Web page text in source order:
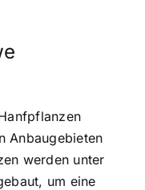
Anbaugebieten
werden unter
um eine